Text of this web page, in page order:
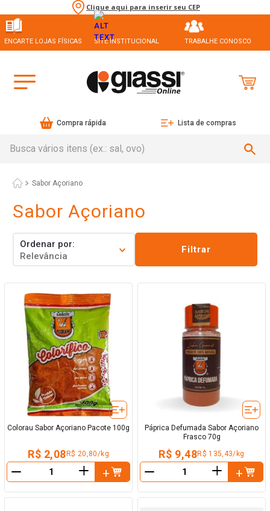
Clique aqui para inserir seu CEP
ENCARTE LOJAS FÍSICAS SITE INSTITUCIONAL TRABALHE CONOSCO
Compra rápida Lista de compras
Sabor Açoriano
Sabor Açoriano
Ordenar por
Relevância
Filtrar
Colorau Sabor Açoriano Pacote 100g
R$ 2,08 R$ 20,80/kg
＋
Páprica Defumada Sabor Açoriano
Frasco 70g
R$ 9,48R$ 135,43/kg
＋